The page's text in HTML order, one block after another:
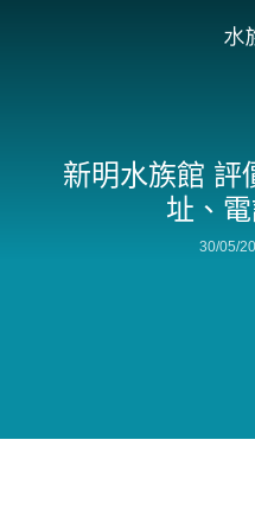
新明水族館 評
址、
30/05/